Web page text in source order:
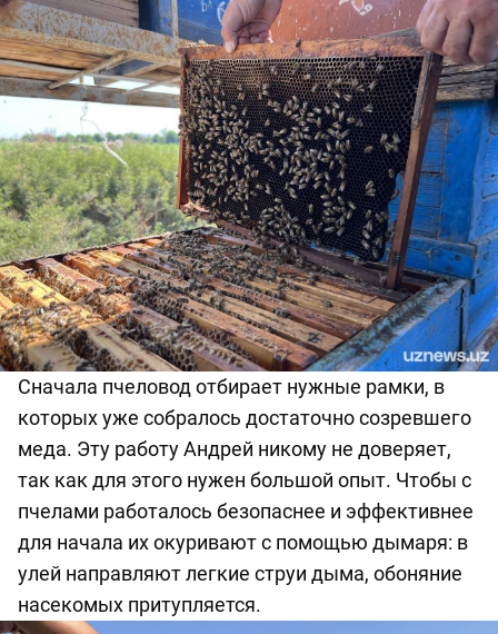
Сначала пчеловод отбирает нужные рамки, в
которых уже собралось достаточно созревшего
меда. Эту работу Андрей никому не доверяет,
так как для этого нужен большой опыт. Чтобы с
пчелами работалось безопаснее и эффективнее
для начала их окуривают с помощью дымаря: в
улей направляют легкие струи дыма, обоняние
насекомых притупляется.